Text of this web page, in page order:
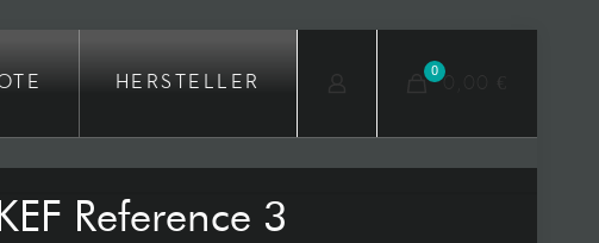
HERSTELLER
0 0,00 €
Reference 3